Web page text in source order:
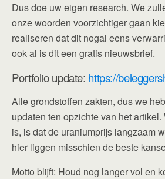
Dus doe uw eigen research. We
onze woorden voorzichtiger gaan
realiseren dat dit nogal eens
ook al is dit een gratis nieuwsbrief.
Portfolio update: https://
Alle grondstoffen zakten, dus we
updaten ten opzichte van het
is, is dat de uraniumprijs langzaam
hier liggen misschien de beste
Motto blijft: Houd nog langer vol en